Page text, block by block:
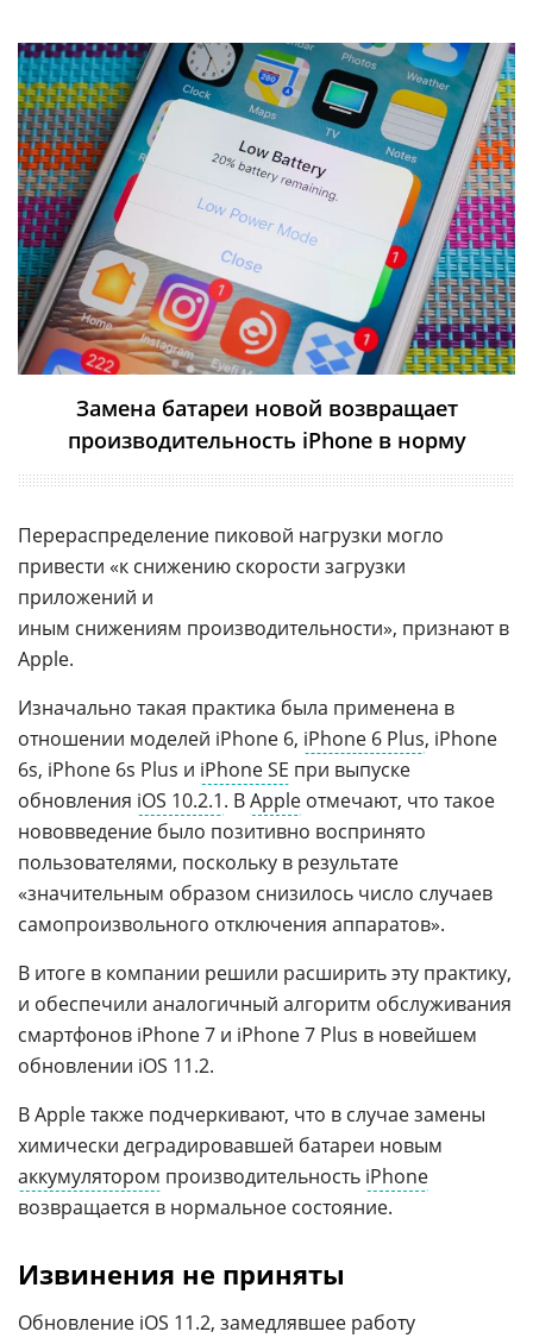
Замена батареи новой возвращает
производительность iPhone в норму
Перераспределение пиковой нагрузки могло
привести «к снижению скорости загрузки
приложений и
иным снижениям производительности», признают в
Apple.
Изначально такая практика была применена в
отношении моделей iPhone 6, iPhone 6 Plus, iPhone
6s, iPhone 6s Plus и iPhone SE при выпуске
обновления iOS 10.2.1. ВApple отмечают, что такое
нововведение было позитивно воспринято
пользователями, поскольку в результате
«значительным образом снизилось число случаев
самопроизвольного отключения аппаратов».
В итоге в компании решили расширить эту практику,
и обеспечили аналогичный алгоритм обслуживания
смартфонов iPhone 7 и iPhone 7 Plus в новейшем
обновлении iOS 11.2.
В Apple также подчеркивают, что в случае замены
химически деградировавшей батареи новым
аккумулятором производительность iPhone
возвращается в нормальное состояние.
Извинения не приняты
Обновление iOS 11.2, замедлявшее работу